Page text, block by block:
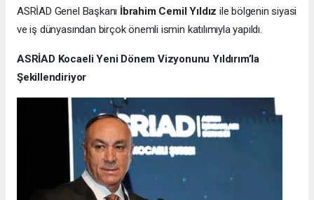
ASRİAD Genel Başkanı İbrahim Cemil Yıldız ile bölgenin siyasi
ve iş dünyasından birçok önemli ismin katılımıyla yapıldı.
ASRİAD Kocaeli Yeni Dönem Vizyonunu Yıldırım’la
Şekillendiriyor